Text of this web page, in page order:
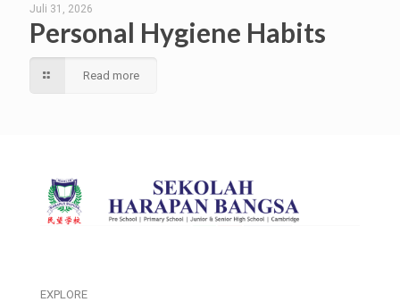
Juli 31, 2026
Personal Hygiene Habits
Read more
EXPLORE